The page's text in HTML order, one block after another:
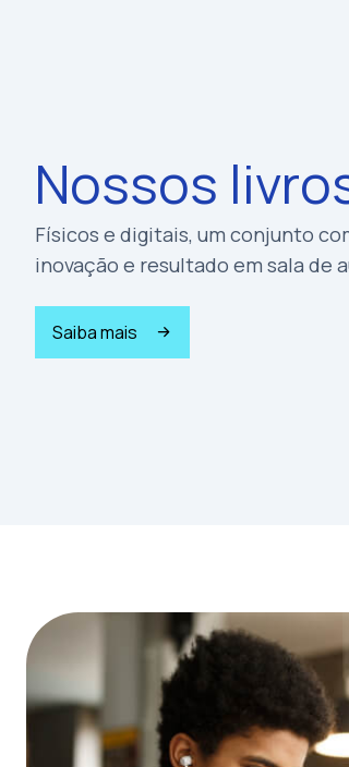
Nossos
Físicos e digitais, um conjunto
inovação e resultado em sala de
Saiba mais